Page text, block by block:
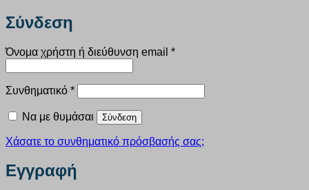
Σύνδεση
Όνομα χρήστη ή διεύθυνση email *Απαιτείται
Συνθηματικό *Απαιτείται
Να με θυμάσαι Σύνδεση
Χάσατε το συνθηματικό πρόσβασής σας;
Εγγραφή